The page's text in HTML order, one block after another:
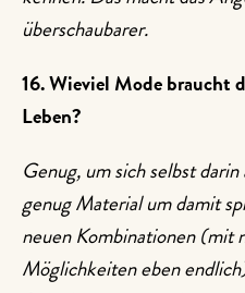
überschaubarer.
16. Wieviel Mode braucht
Leben?
Genug, um sich selbst
genug Material um damit
neuen Kombinationen (mit
Möglichkeiten eben